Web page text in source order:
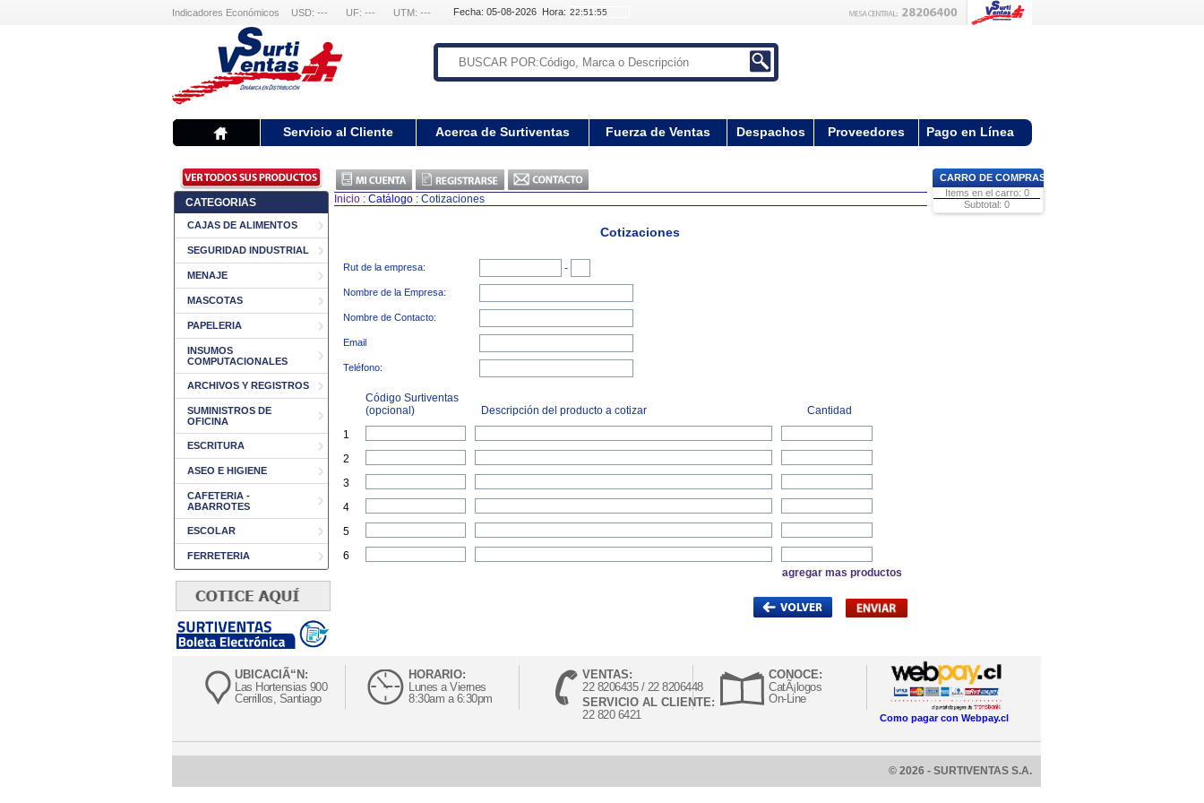
Indicadores Económicos USD: --- UF: --- UTM: --- Fecha: 05-08-2026 Hora:
Servicio al Cliente Acerca de Surtiventas Fuerza de Ventas Despachos Proveedores Pago en Línea
CATEGORIAS
CAJAS DE ALIMENTOS
SEGURIDAD INDUSTRIAL
MENAJE
MASCOTAS
PAPELERIA
INSUMOS
COMPUTACIONALES
ARCHIVOS Y REGISTROS
SUMINISTROS DE
OFICINA
ESCRITURA
ASEO E HIGIENE
CAFETERIA -
ABARROTES
ESCOLAR
FERRETERIA
Inicio : Catálogo : Cotizaciones
Cotizaciones
Rut de la empresa: -
Nombre de la Empresa:
Nombre de Contacto:
Email
Teléfono:
Código Surtiventas
(opcional)
Descripción del producto a cotizar
Cantidad
1
2
3
4
5
6
agregar mas productos
CARRO DE COMPRAS
Items en el carro: 0
Subtotal: 0
UBICACIÃ“N:
Las Hortensias 900
Cerrillos, Santiago
HORARIO:
Lunes a Viernes
8:30am a 6:30pm
VENTAS:
22 8206435 / 22 8206448
SERVICIO AL CLIENTE:
22 820 6421
CONOCE:
CatÃ¡logos
On-Line
Como pagar con Webpay.cl
© 2026 - SURTIVENTAS S.A.